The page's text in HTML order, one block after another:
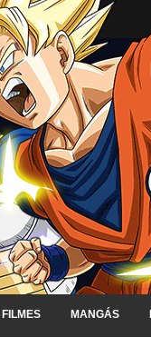
FILMES MANGÁS